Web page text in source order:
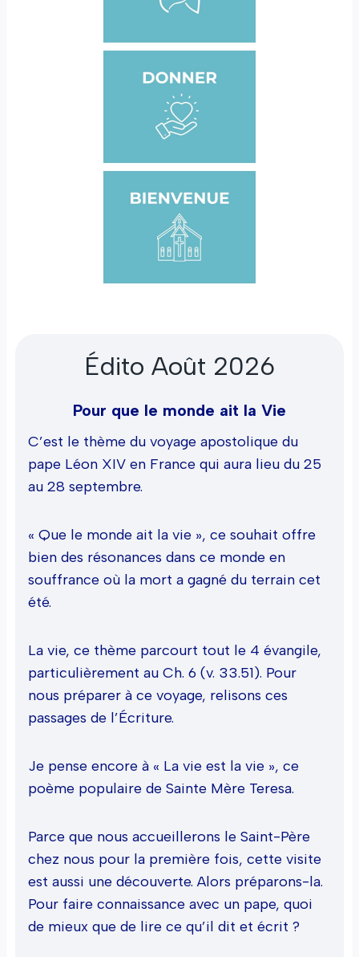
Édito Août 2026
Pour que le monde ait la Vie
C’est le thème du voyage apostolique du
pape Léon XIV en France qui aura lieu du 25
au 28 septembre.
« Que le monde ait la vie », ce souhait offre
bien des résonances dans ce monde en
souffrance où la mort a gagné du terrain cet
été.
La vie, ce thème parcourt tout le 4 évangile,
particulièrement au Ch. 6 (v. 33.51). Pour
nous préparer à ce voyage, relisons ces
passages de l’Écriture.
Je pense encore à « La vie est la vie », ce
poème populaire de Sainte Mère Teresa.
Parce que nous accueillerons le Saint-Père
chez nous pour la première fois, cette visite
est aussi une découverte. Alors préparons-la.
Pour faire connaissance avec un pape, quoi
de mieux que de lire ce qu’il dit et écrit ?